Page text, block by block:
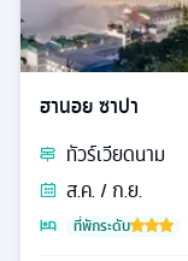
ฮานอย ซาปา
ทัวร์เวียดนาม
ส.ค. / ก.ย.
ที่พักระดับ